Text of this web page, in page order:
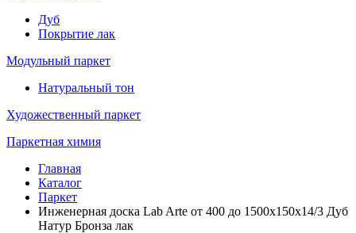
Дуб
Покрытие лак
Модульный паркет
Натуральный тон
Художественный паркет
Паркетная химия
Главная
Каталог
Паркет
Инженерная доска Lab Arte от 400 до 1500х150х14/3 Дуб
Натур Бронза лак